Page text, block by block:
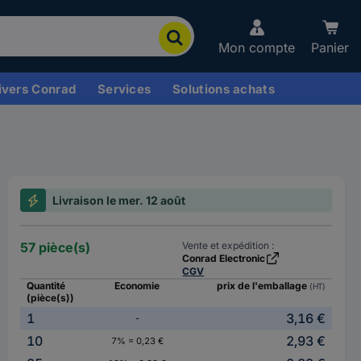
Mon compte Panier
Conrad Services Solutions achats
Livraison le mer. 12 août
57 pièce(s)
Vente et expédition :
Conrad Electronic
CGV
Quantité
(pièce(s))
Economie prix de l'emballage (HT)
1 -
3,16 €
10
7% = 0,23 €
2,93 €